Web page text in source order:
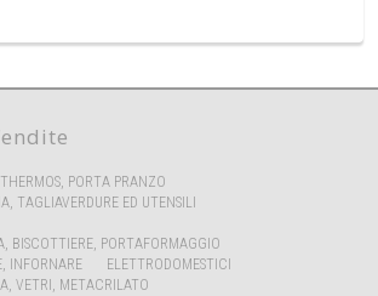
PORTA PRANZO
TAGLIAVERDURE ED UTENSILI
BISCOTTIERE, PORTAFORMAGGIO
INFORNARE
ELETTRODOMESTICI
VETRI, METACRILATO